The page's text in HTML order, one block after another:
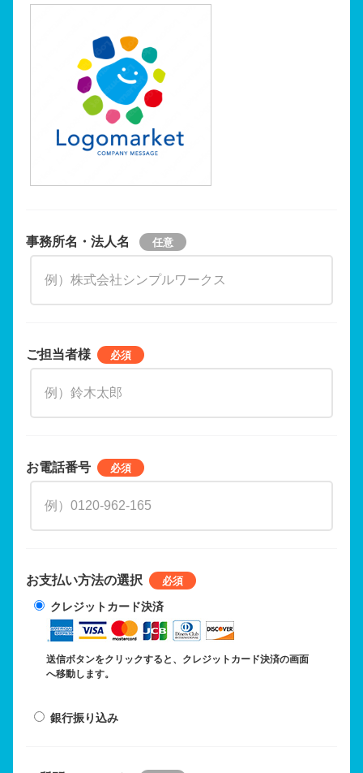
事務所名・法人名
ご担当者様
お電話番号
お支払い方法の選択
クレジットカード決済
送信ボタンをクリックすると、クレジットカード決済の画面
へ移動します。
銀行振り込み